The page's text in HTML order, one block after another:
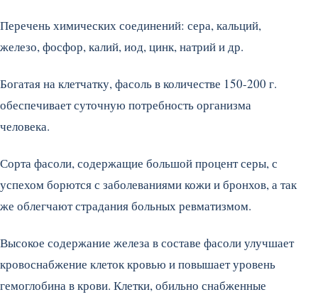
Перечень химических соединений: сера, кальций,
железо, фосфор, калий, иод, цинк, натрий и др.
Богатая на клетчатку, фасоль в количестве 150-200 г.
обеспечивает суточную потребность организма
человека.
Сорта фасоли, содержащие большой процент серы, с
успехом борются с заболеваниями кожи и бронхов, а так
же облегчают страдания больных ревматизмом.
Высокое содержание железа в составе фасоли улучшает
кровоснабжение клеток кровью и повышает уровень
гемоглобина в крови. Клетки, обильно снабженные